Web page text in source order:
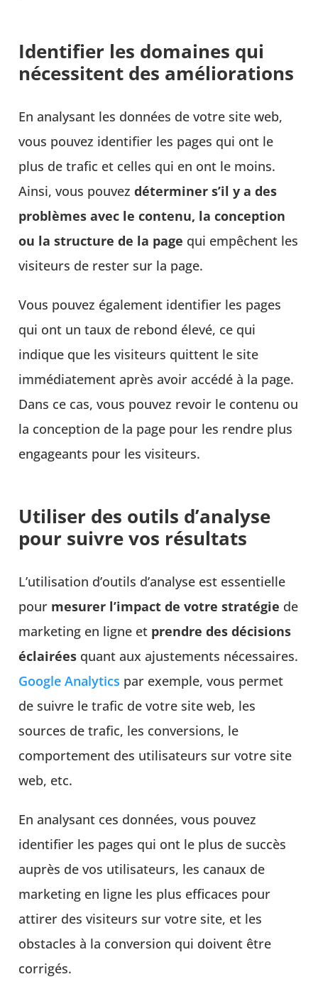
Identifier les domaines qui
nécessitent des améliorations
En analysant les données de votre site web,
vous pouvez identifier les pages qui ont le
plus de trafic et celles qui en ont le moins.
Ainsi, vous pouvezdéterminer s’il y a des
problèmes avec le contenu, la conception
ou la structure de la page qui empêchent les
visiteurs de rester sur la page.
Vous pouvez également identifier les pages
qui ont un taux de rebond élevé, ce qui
indique que les visiteurs quittent le site
immédiatement après avoir accédé à la page.
Dans ce cas, vous pouvez revoir le contenu ou
la conception de la page pour les rendre plus
engageants pour les visiteurs.
Utiliser des outils d’analyse
pour suivre vos résultats
L’utilisation d’outils d’analyse est essentielle
pour mesurer l’impact de votre stratégie de
marketing en ligne et prendre des décisions
éclairées quant aux ajustements nécessaires.
Google Analytics par exemple, vous permet
de suivre le trafic de votre site web, les
sources de trafic, les conversions, le
comportement des utilisateurs sur votre site
web, etc.
En analysant ces données, vous pouvez
identifier les pages qui ont le plus de succès
auprès de vos utilisateurs, les canaux de
marketing en ligne les plus efficaces pour
attirer des visiteurs sur votre site, et les
obstacles à la conversion qui doivent être
corrigés.